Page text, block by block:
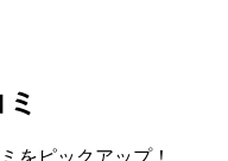
をピックアップ！